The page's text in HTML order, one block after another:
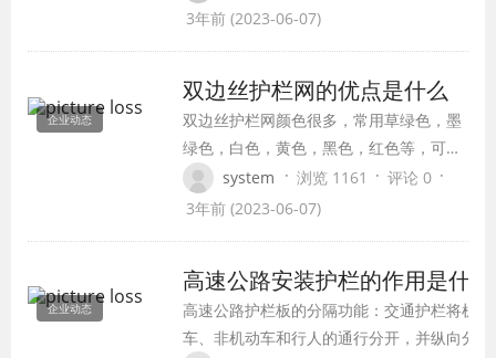
体护坡网的安装和用为我们的出产和日子
的呢？
3年前 (2023-06-07)
企业动态
双边丝护栏网的优点是什么
双边丝护栏网颜色很多，常用草绿色，墨
绿色，白色，黄色，黑色，红色等，可根
据要求进行选择，一般采用浸塑的处理方
式。
system · 浏览 1161 · 评论 0 ·
3年前 (2023-06-07)
企业动态
高速公路安装护栏的作用是什
高速公路护栏板的分隔功能：交通护栏将机动
车、非机动车和行人的通行分开，并纵向分